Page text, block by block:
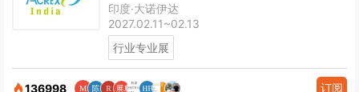
印度·大诺伊达
2027.02.11~02.13
行业专业展
136998 订阅